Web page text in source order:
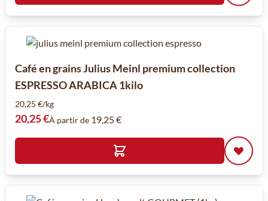
Café en grains Julius Meinl premium collection
ESPRESSO ARABICA 1kilo
20,25 €/kg
20,25 €À partir de 19,25 €